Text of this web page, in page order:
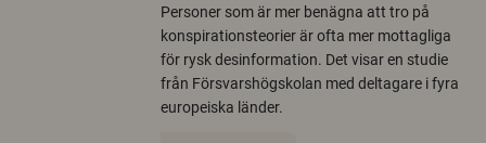
Personer som är mer benägna att tro på
konspirationsteorier är ofta mer mottagliga
för rysk desinformation. Det visar en studie
från Försvarshögskolan med deltagare i fyra
europeiska länder.